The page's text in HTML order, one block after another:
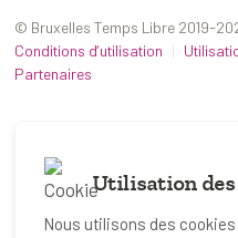
© Bruxelles Temps Libre 2019-
Conditions d’utilisation
Partenaires
Utilisation des
Nous utilisons des